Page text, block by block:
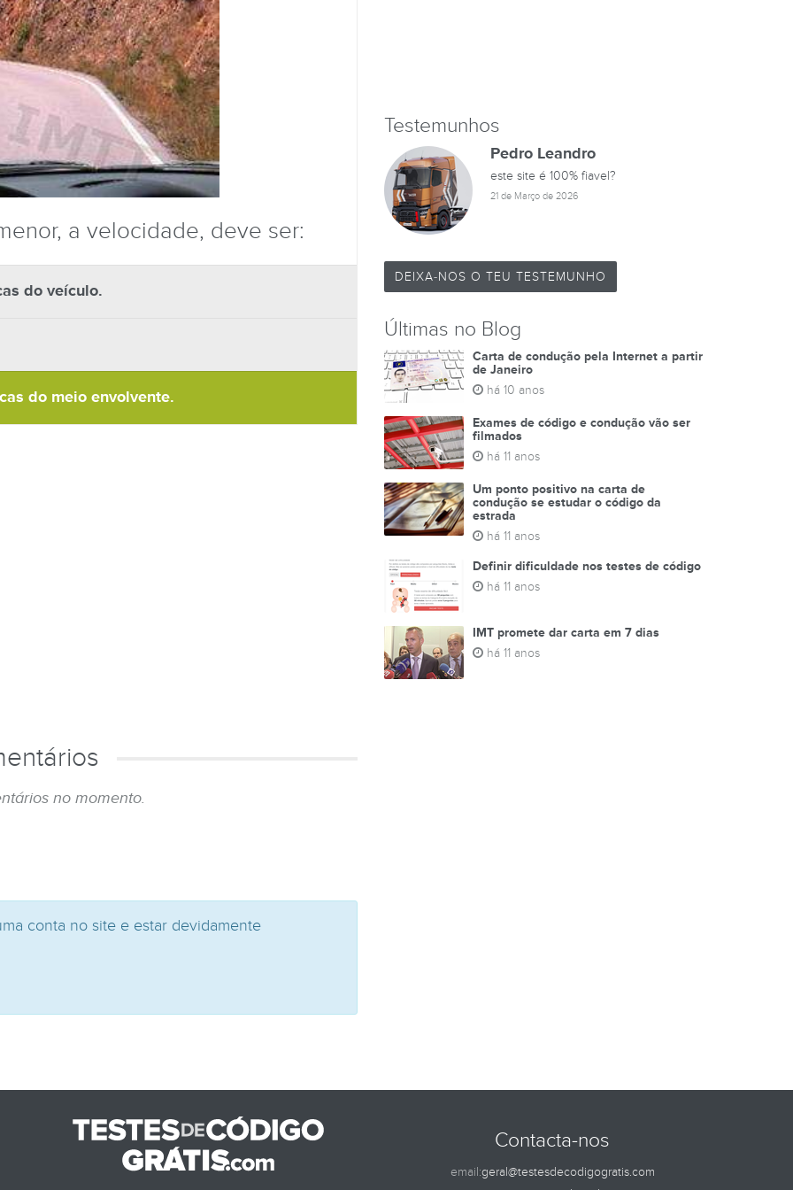
a velocidade, deve ser:
do veículo.
do meio envolvente.
no momento.
conta no site e estar devidamente
Testemunhos
Pedro Leandro
este site é 100% fiavel?
21 de Março de 2026
DEIXA-NOS O TEU TESTEMUNHO
Últimas no Blog
Carta de condução pela Internet a partir
de Janeiro
há 10 anos
Exames de código e condução vão ser
filmados
há 11 anos
Um ponto positivo na carta de
condução se estudar o código da
estrada
há 11 anos
Definir dificuldade nos testes de código
há 11 anos
IMT promete dar carta em 7 dias
há 11 anos
Contacta-nos
email:geral@testesdecodigogratis.com